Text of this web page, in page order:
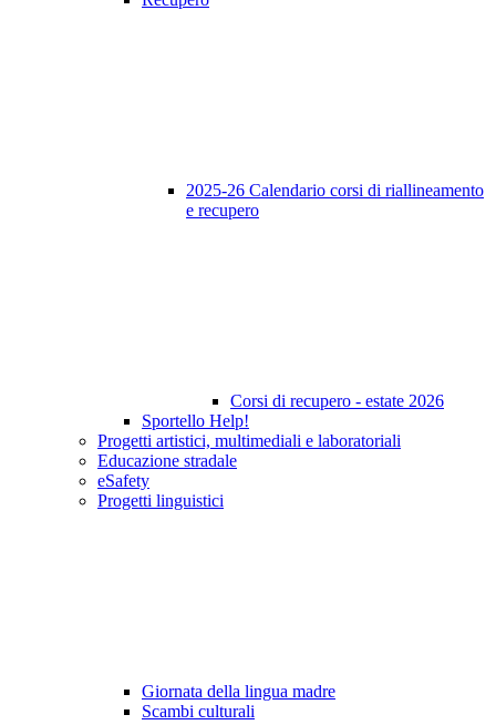
2025-26 Calendario corsi di riallineamento
e recupero
Corsi di recupero - estate 2026
Sportello Help!
Progetti artistici, multimediali e laboratoriali
Educazione stradale
eSafety
Progetti linguistici
Giornata della lingua madre
Scambi culturali